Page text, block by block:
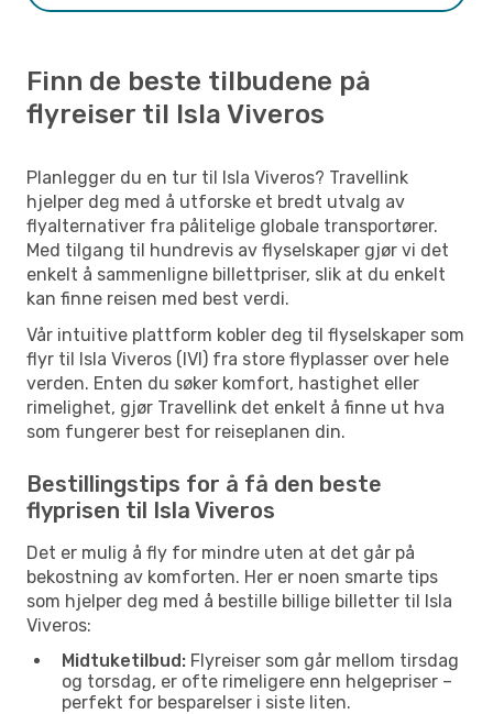
Finn de beste tilbudene på
flyreiser til Isla Viveros
Planlegger du en tur til Isla Viveros? Travellink
hjelper deg med å utforske et bredt utvalg av
flyalternativer fra pålitelige globale transportører.
Med tilgang til hundrevis av flyselskaper gjør vi det
enkelt å sammenligne billettpriser, slik at du enkelt
kan finne reisen med best verdi.
Vår intuitive plattform kobler deg til flyselskaper som
flyr til Isla Viveros (IVI) fra store flyplasser over hele
verden. Enten du søker komfort, hastighet eller
rimelighet, gjør Travellink det enkelt å finne ut hva
som fungerer best for reiseplanen din.
Bestillingstips for å få den beste
flyprisen til Isla Viveros
Det er mulig å fly for mindre uten at det går på
bekostning av komforten. Her er noen smarte tips
som hjelper deg med å bestille billige billetter til Isla
Viveros:
Midtuketilbud: Flyreiser som går mellom tirsdag
og torsdag, er ofte rimeligere enn helgepriser –
perfekt for besparelser i siste liten.